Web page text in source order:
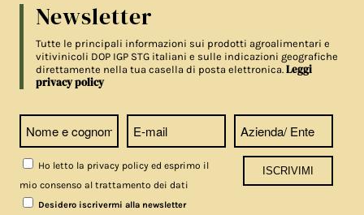
Newsletter
Tutte le principali informazioni sui prodotti agroalimentari e
vitivinicoli DOP IGP STG italiani e sulle indicazioni geografiche
direttamente nella tua casella di posta elettronica.Leggi
privacy policy
Ho letto la privacy policy ed esprimo il
mio consenso al trattamento dei dati
Desidero iscrivermi alla newsletter